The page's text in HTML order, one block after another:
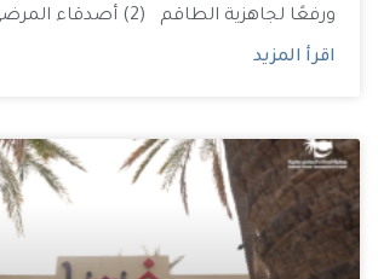
ورفعًا لجاهزية الطاقم (2) أصدقاء المرضى بعنيزة on
اقرأ المزيد